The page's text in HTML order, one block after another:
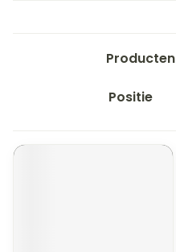
Producten
Sorteer op: